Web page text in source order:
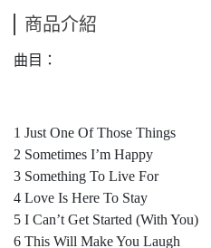
商品介紹
曲目：
1 Just One Of Those Things
2 Sometimes I’m Happy
3 Something To Live For
4 Love Is Here To Stay
5 I Can’t Get Started (With You)
6 This Will Make You Laugh